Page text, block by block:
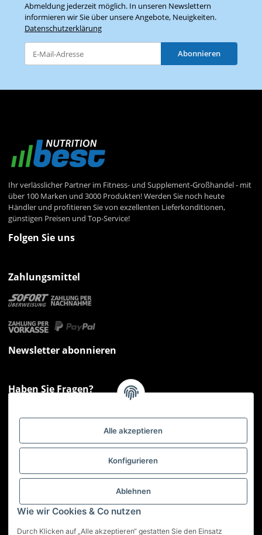
Alle akzeptieren
Konfigurieren
Ablehnen
Wie wir Cookies & Co nutzen
Durch Klicken auf „Alle akzeptieren“ gestatten Sie den Einsatz
Abmeldung jederzeit möglich. In unseren Newslettern
informieren wir Sie über unsere Angebote, Neuigkeiten.
Datenschutzerklärung
Abonnieren
Ihr verlässlicher Partner im Fitness- und Supplement-Großhandel - mit
über 100 Marken und 3000 Produkten! Werden Sie noch heute
Händler und profitieren Sie von exzellenten Lieferkonditionen,
günstigen Preisen und Top-Service!
Folgen Sie uns
Zahlungsmittel
Newsletter abonnieren
Haben Sie Fragen?
Montag - Freitag: 09:00 - 17:00 Uhr
Hotline 📞
Gesetzliche Informationen
Service